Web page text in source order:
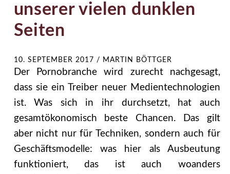
unserer vielen dunklen
Seiten
10. SEPTEMBER 2017 / MARTIN BÖTTGER
Der Pornobranche wird zurecht nachgesagt,
dass sie ein Treiber neuer Medientechnologien
ist. Was sich in ihr durchsetzt, hat auch
gesamtökonomisch beste Chancen. Das gilt
aber nicht nur für Techniken, sondern auch für
Geschäftsmodelle: was hier als Ausbeutung
funktioniert, das ist auch woanders